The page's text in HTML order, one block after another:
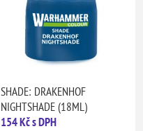
SHADE: DRAKENHOF
NIGHTSHADE (18ML)
154 Kč s DPH